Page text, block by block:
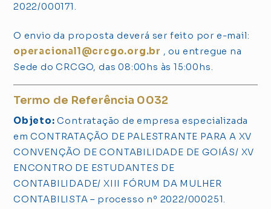
2022/000171.
O envio da proposta deverá ser feito por e-mail:
operacional1@crcgo.org.br , ou entregue na
Sede do CRCGO, das 08:00hs às 15:00hs.
Termo de Referência 0032
Objeto: Contratação de empresa especializada
em CONTRATAÇÃO DE PALESTRANTE PARA A XV
CONVENÇÃO DE CONTABILIDADE DE GOIÁS/ XV
ENCONTRO DE ESTUDANTES DE
CONTABILIDADE/ XIII FÓRUM DA MULHER
CONTABILISTA – processo nº 2022/000251.